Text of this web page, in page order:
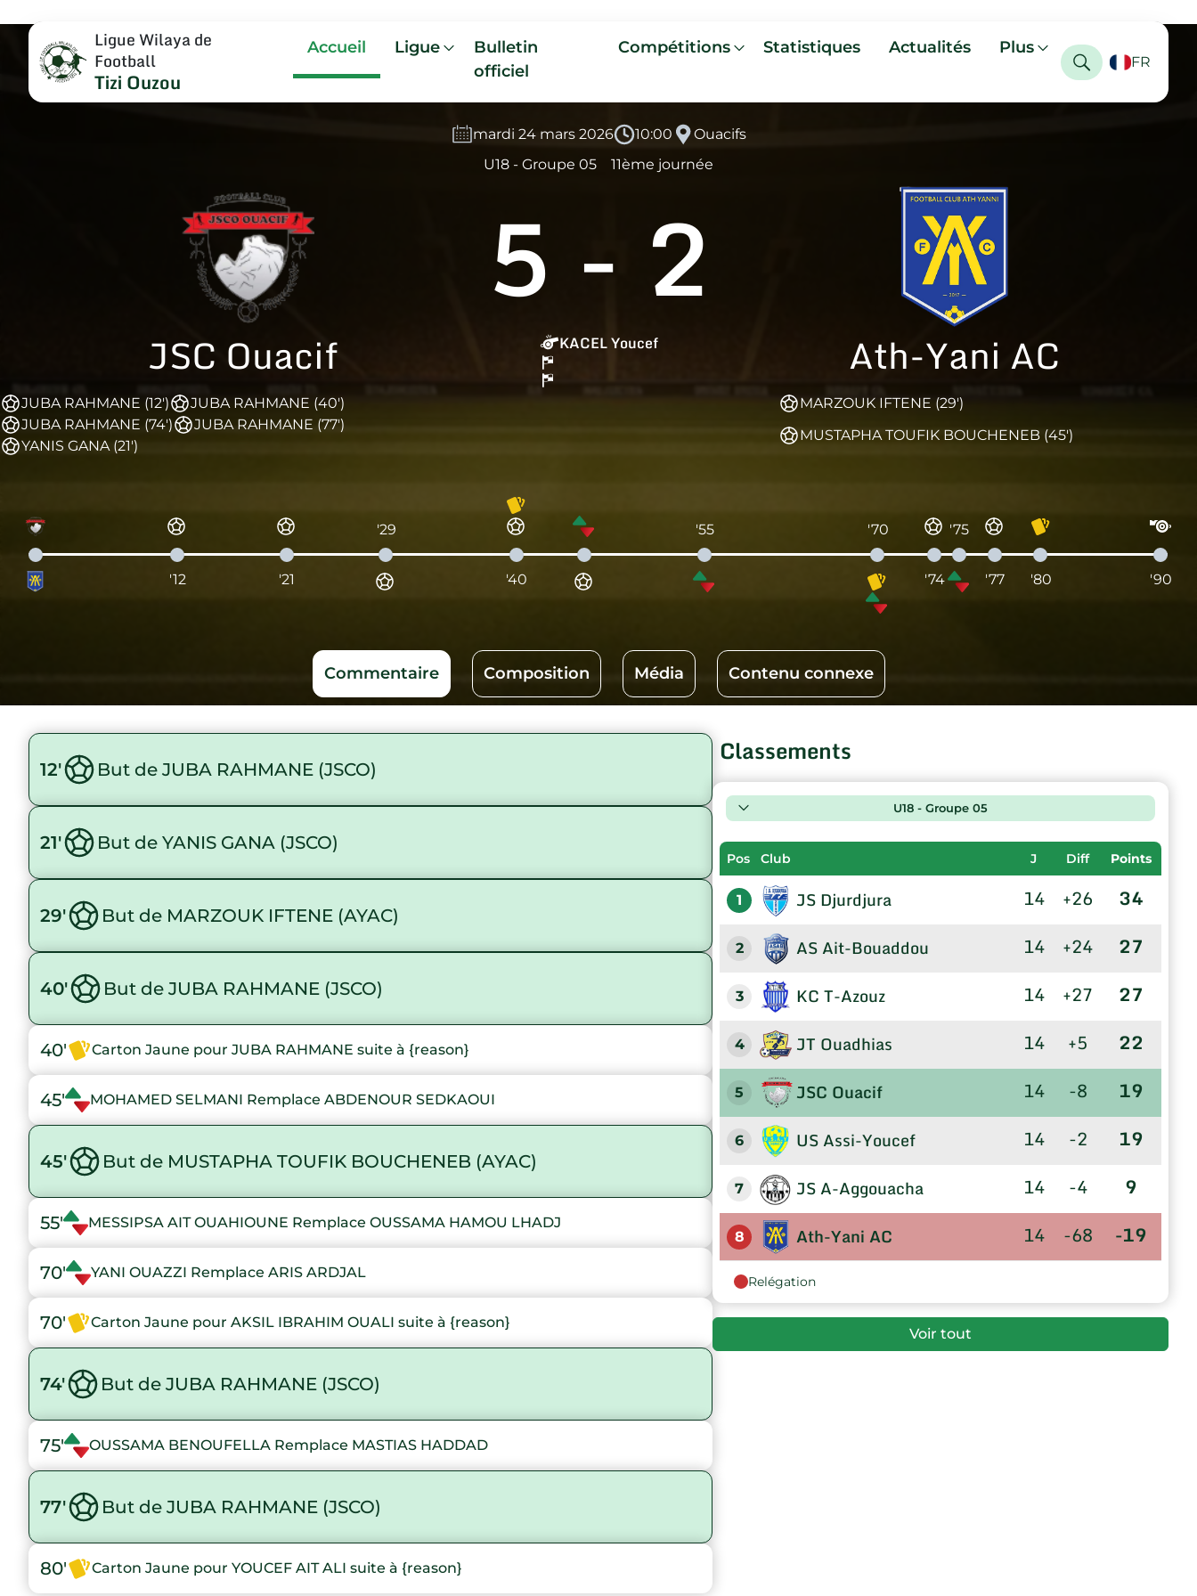
Ligue Wilaya de
Football
Tizi Ouzou
Accueil Ligue
Bulletin
officiel
Compétitions Statistiques Actualités Plus
FR
mardi 24 mars 2026 10:00
Ouacifs
U18 - Groupe 05
11ème journée
JSC Ouacif
5 - 2
KACEL Youcef Ath-Yani AC
JUBA RAHMANE (12')
JUBA RAHMANE (40')
JUBA RAHMANE (74')
JUBA RAHMANE (77')
YANIS GANA (21')
MARZOUK IFTENE (29')
MUSTAPHA TOUFIK BOUCHENEB (45')
'12 '21
'29
'40
'55 '70
'74
'75
'77 '80 '90
Commentaire Composition Média Contenu connexe
12' But de JUBA RAHMANE (JSCO)
21' But de YANIS GANA (JSCO)
29' But de MARZOUK IFTENE (AYAC)
40' But de JUBA RAHMANE (JSCO)
40' Carton Jaune pour JUBA RAHMANE suite à {reason}
45' MOHAMED SELMANI Remplace ABDENOUR SEDKAOUI
45' But de MUSTAPHA TOUFIK BOUCHENEB (AYAC)
55' MESSIPSA AIT OUAHIOUNE Remplace OUSSAMA HAMOU LHADJ
70' YANI OUAZZI Remplace ARIS ARDJAL
70' Carton Jaune pour AKSIL IBRAHIM OUALI suite à {reason}
74' But de JUBA RAHMANE (JSCO)
75' OUSSAMA BENOUFELLA Remplace MASTIAS HADDAD
77' But de JUBA RAHMANE (JSCO)
80' Carton Jaune pour YOUCEF AIT ALI suite à {reason}
Classements
U18 - Groupe 05
Pos Club J Diff Points
1 JS Djurdjura 14 +26 34
2 AS Ait-Bouaddou 14 +24 27
3 KC T-Azouz 14 +27 27
4 JT Ouadhias 14 +5 22
5 JSC Ouacif 14 -8 19
6 US Assi-Youcef 14 -2 19
7 JS A-Aggouacha 14 -4 9
8 Ath-Yani AC 14 -68 -19
Relégation
Voir tout